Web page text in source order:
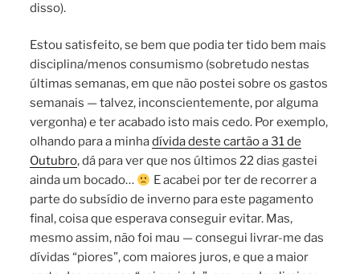
disso).
Estou satisfeito, se bem que podia ter tido bem mais
disciplina/menos consumismo (sobretudo nestas
últimas semanas, em que não postei sobre os gastos
semanais — talvez, inconscientemente, por alguma
vergonha) e ter acabado isto mais cedo. Por exemplo,
olhando para a minhadívida deste cartão a 31 de
Outubro, dá para ver que nos últimos 22 dias gastei
ainda um bocado…
E acabei por ter de recorrer a
parte do subsídio de inverno para este pagamento
final, coisa que esperava conseguir evitar. Mas,
mesmo assim, não foi mau — consegui livrar-me das
dívidas “piores”, com maiores juros, e que a maior